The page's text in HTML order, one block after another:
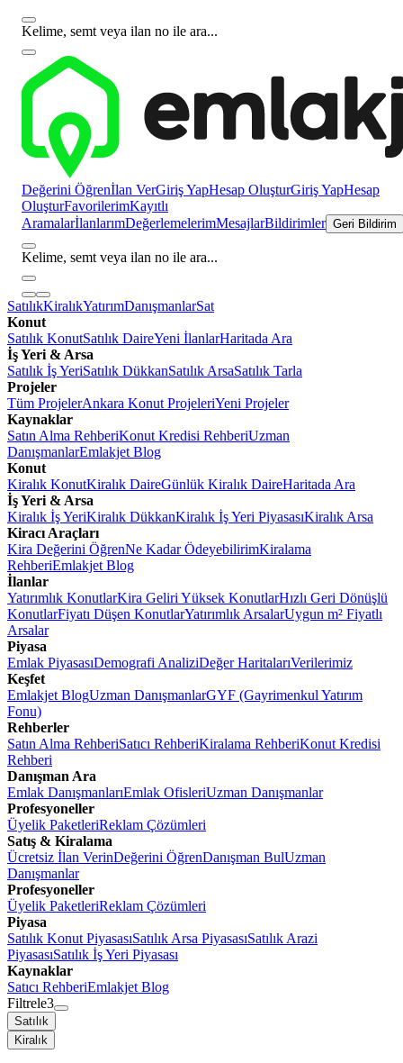
Kelime, semt veya ilan no ile ara...
Değerini Öğrenİlan VerGiriş YapHesap OluşturGiriş YapHesap
OluşturFavorilerimKayıtlı
AramalarİlanlarımDeğerlemelerimMesajlarBildirimler Geri Bildirim
Kelime, semt veya ilan no ile ara...
SatılıkKiralıkYatırımDanışmanlarSat
Konut
Satılık KonutSatılık DaireYeni İlanlarHaritada Ara
İş Yeri & Arsa
Satılık İş YeriSatılık DükkanSatılık ArsaSatılık Tarla
Projeler
Tüm ProjelerAnkara Konut ProjeleriYeni Projeler
Kaynaklar
Satın Alma RehberiKonut Kredisi RehberiUzman
DanışmanlarEmlakjet Blog
Konut
Kiralık KonutKiralık DaireGünlük Kiralık DaireHaritada Ara
İş Yeri & Arsa
Kiralık İş YeriKiralık DükkanKiralık İş Yeri PiyasasıKiralık Arsa
Kiracı Araçları
Kira Değerini ÖğrenNe Kadar ÖdeyebilirimKiralama
RehberiEmlakjet Blog
İlanlar
Yatırımlık KonutlarKira Geliri Yüksek KonutlarHızlı Geri Dönüşlü
KonutlarFiyatı Düşen KonutlarYatırımlık ArsalarUygun m² Fiyatlı
Arsalar
Piyasa
Emlak PiyasasıDemografi AnaliziDeğer HaritalarıVerilerimiz
Keşfet
Emlakjet BlogUzman DanışmanlarGYF (Gayrimenkul Yatırım
Fonu)
Rehberler
Satın Alma RehberiSatıcı RehberiKiralama RehberiKonut Kredisi
Rehberi
Danışman Ara
Emlak DanışmanlarıEmlak OfisleriUzman Danışmanlar
Profesyoneller
Üyelik PaketleriReklam Çözümleri
Satış & Kiralama
Ücretsiz İlan VerinDeğerini ÖğrenDanışman BulUzman
Danışmanlar
Profesyoneller
Üyelik PaketleriReklam Çözümleri
Piyasa
Satılık Konut PiyasasıSatılık Arsa PiyasasıSatılık Arazi
PiyasasıSatılık İş Yeri Piyasası
Kaynaklar
Satıcı RehberiEmlakjet Blog
Filtrele3
Satılık
Kiralık